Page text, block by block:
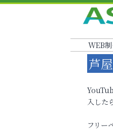
WEB
芦
入した
フリー